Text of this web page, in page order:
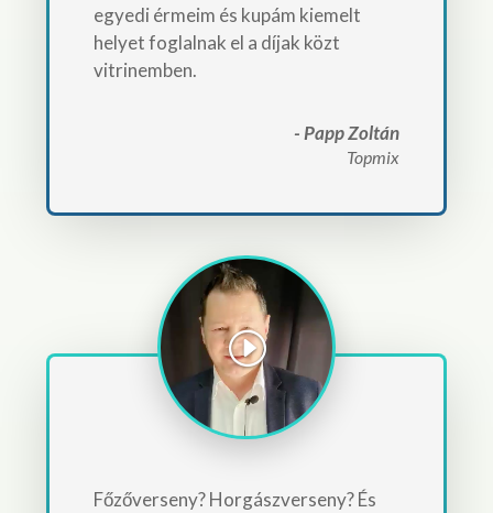
egyedi érmeim és kupám kiemelt
helyet foglalnak el a díjak közt
vitrinemben.
- Papp Zoltán
Topmix
Főzőverseny? Horgászverseny? És